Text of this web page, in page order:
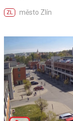
ZL město Zlín